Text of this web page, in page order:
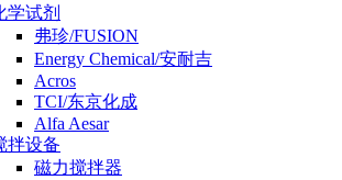
学试剂
弗珍/FUSION
Energy Chemical/安耐吉
Acros
TCI/东京化成
Alfa Aesar
拌设备
磁力搅拌器